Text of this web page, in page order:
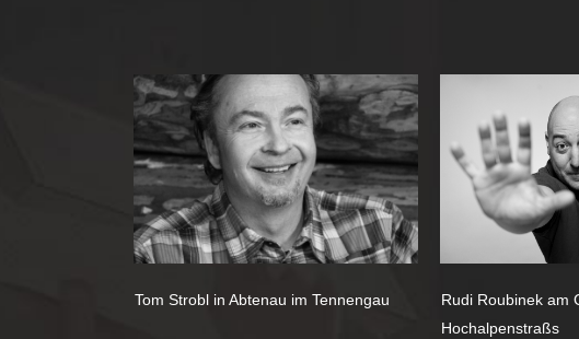
Tom Strobl in Abtenau im Tennengau
Rudi Roubinek am
Hochalpenstraßs